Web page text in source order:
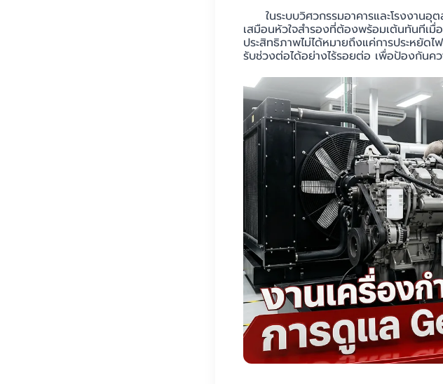
ในระบบวิศวกรรมอาคารและโรงงาน
เสมือนหัวใจสำรองที่ต้องพร้อมเต้นทันทีเ
ประสิทธิภาพไม่ได้หมายถึงแค่การประหยัด
รับช่วงต่อได้อย่างไร้รอยต่อ เพื่อป้องกันค